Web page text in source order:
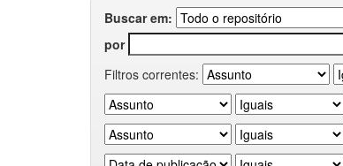
Buscar em:
por
Filtros correntes: